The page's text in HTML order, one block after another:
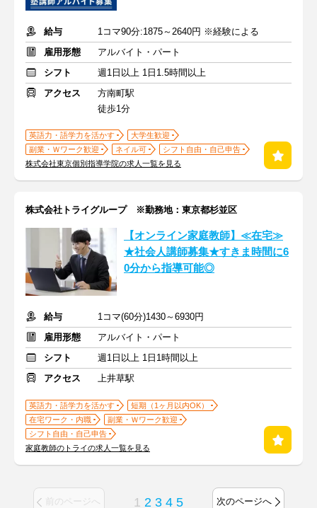
給与
1コマ90分:1875～2640円 ※経験による
雇用形態
アルバイト・パート
シフト
週1日以上 1日1.5時間以上
アクセス
方南町駅
徒歩1分
英語力・語学力を活かす
大学生歓迎
副業・Ｗワーク歓迎
ネイル可
シフト自由・自己申告
株式会社東京個別指導学院の求人一覧を見る
株式会社トライグループ ※勤務地：東京都杉並区
【オンライン家庭教師】≪在宅≫
★社会人講師募集★すきま時間に6
0分から指導可能◎
給与
1コマ(60分)1430～6930円
雇用形態
アルバイト・パート
シフト
週1日以上 1日1時間以上
アクセス
上井草駅
英語力・語学力を活かす
短期（1ヶ月以内OK）
在宅ワーク・内職
副業・Ｗワーク歓迎
シフト自由・自己申告
家庭教師のトライの求人一覧を見る
前のページへ 1 2 3 4 5 次のページへ